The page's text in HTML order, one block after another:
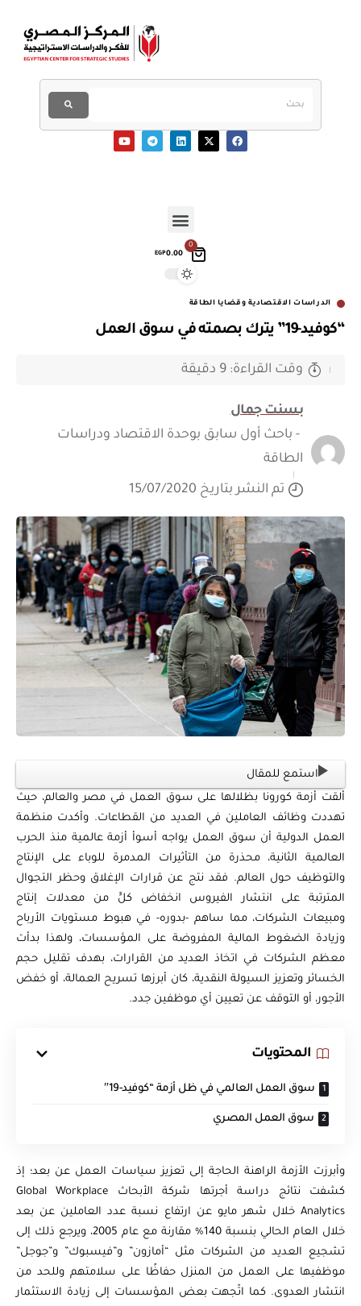
0
EGP0.00
الدراسات الاقتصادية وقضايا الطاقة
“كوفيد-19” يترك بصمته في سوق العمل
بسنت جمال
- باحث أول سابق بوحدة الاقتصاد ودراسات
الطاقة
تم النشر بتاريخ 15/07/2020
وقت القراءة: 9 دقيقة
استمع للمقال
ألقت أزمة كورونا بظلالها على سوق العمل في مصر والعالم، حيث
تهددت وظائف العاملين في العديد من القطاعات. وأكدت منظمة
العمل الدولية أن سوق العمل يواجه أسوأ أزمة عالمية منذ الحرب
العالمية الثانية، محذرة من التأثيرات المدمرة للوباء على الإنتاج
والتوظيف حول العالم. فقد نتج عن قرارات الإغلاق وحظر التجوال
المترتبة على انتشار الفيروس انخفاض كلٍّ من معدلات إنتاج
ومبيعات الشركات، مما ساهم -بدوره- في هبوط مستويات الأرباح
وزيادة الضغوط المالية المفروضة على المؤسسات، ولهذا بدأت
معظم الشركات في اتخاذ العديد من القرارات، بهدف تقليل حجم
الخسائر وتعزيز السيولة النقدية، كان أبرزها تسريح العمالة، أو خفض
الأجور، أو التوقف عن تعيين أي موظفين جدد.
المحتويات
سوق العمل العالمي في ظل أزمة “كوفيد-19″
سوق العمل المصري
وأبرزت الأزمة الراهنة الحاجة إلى تعزيز سياسات العمل عن بعد؛ إذ
كشفت نتائج دراسة أجرتها شركة الأبحاث Global Workplace
Analytics خلال شهر مايو عن ارتفاع نسبة عدد العاملين عن بعد
خلال العام الحالي بنسبة 140% مقارنة مع عام 2005، ويرجع ذلك إلى
تشجيع العديد من الشركات مثل “أمازون” و”فيسبوك” و”جوجل”
موظفيها على العمل من المنزل حفاظًا على سلامتهم وللحد من
انتشار العدوى. كما اتّجهت بعض المؤسسات إلى زيادة الاستثمار